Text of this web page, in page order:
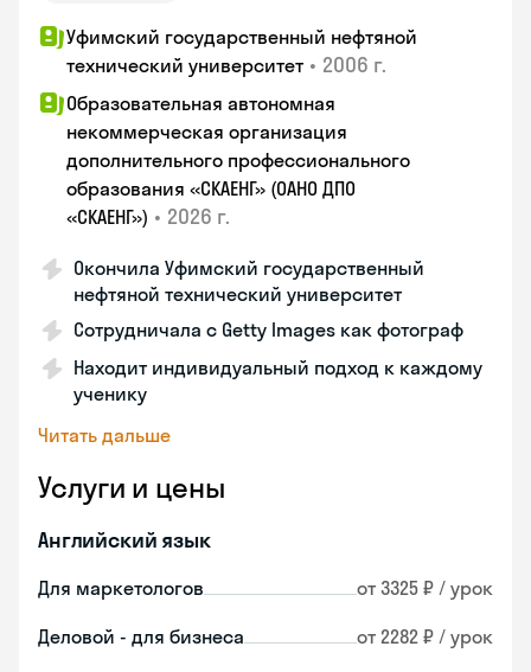
Уфимский государственный нефтяной
технический университет • 2006 г.
Образовательная автономная
некоммерческая организация
дополнительного профессионального
образования «СКАЕНГ» (ОАНО ДПО
«СКАЕНГ») • 2026 г.
Окончила Уфимский государственный
нефтяной технический университет
Сотрудничала с Getty Images как фотограф
Находит индивидуальный подход к каждому
ученику
Читать дальше
Услуги и цены
Английский язык
Для маркетологов от 3325 ₽ / урок
Деловой - для бизнеса от 2282 ₽ / урок